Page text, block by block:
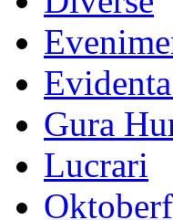
Gura
Lucrari